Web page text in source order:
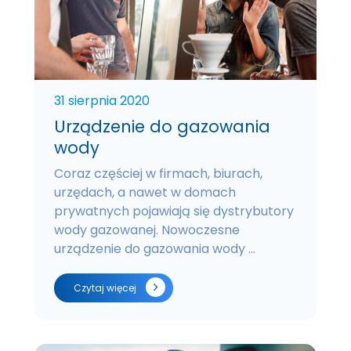
31 sierpnia 2020
Urządzenie do gazowania
wody
Coraz częściej w firmach, biurach,
urzędach, a nawet w domach
prywatnych pojawiają się dystrybutory
wody gazowanej. Nowoczesne
urządzenie do gazowania wody ...
Czytaj więcej